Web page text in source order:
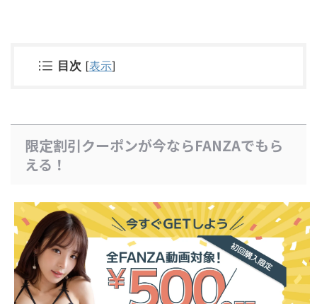
目次 [表示]
限定割引クーポンが今ならFANZAでもら
える！